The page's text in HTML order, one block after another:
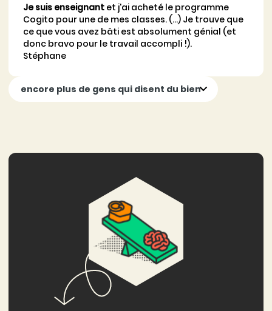
Je suis enseignant et j'ai acheté le programme
Cogito pour une de mes classes. (…) Je trouve que
ce que vous avez bâti est absolument génial (et
donc bravo pour le travail accompli !).
Stéphane
encore plus de gens qui disent du bien